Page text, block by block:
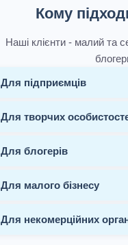
Кому
Наші клієнти - малий та
Для підприємців
Для творчих
Для блогерів
Для малого бізнесу
Для некомерційних